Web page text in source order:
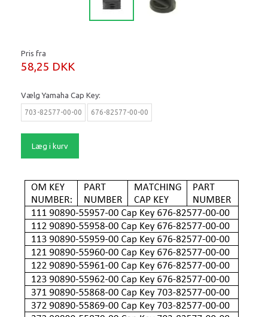
Pris fra
58,25 DKK
Vælg Yamaha Cap Key:
703-82577-00-00 676-82577-00-00
Læg i kurv